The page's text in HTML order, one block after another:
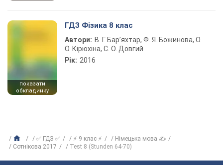
показати
обкладинку
ГДЗ Фізика 8 клас
Автори: В. Г. Бар’яхтар, Ф. Я. Божинова, О.
О. Кірюхіна, С. О. Довгий
Рік: 2016
✅ ГДЗ ✅ ⚡ 9 клас ⚡
Німецька мова ✍
Сотнікова 2017
Test 8 (Stunden 64-70)